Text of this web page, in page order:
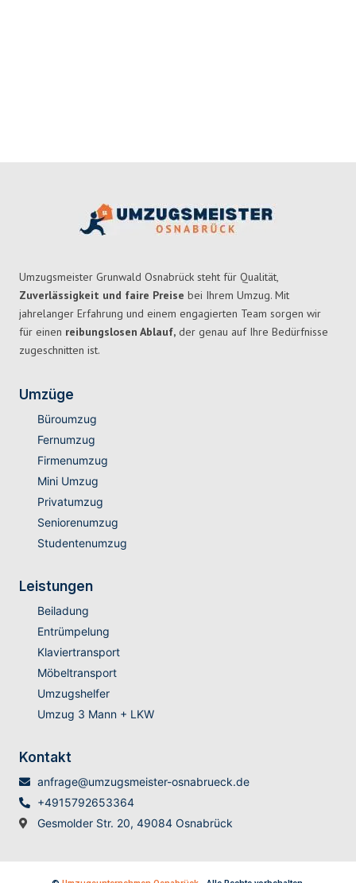
Umzugsmeister Grunwald Osnabrück steht für Qualität,
Zuverlässigkeit und faire Preise bei Ihrem Umzug. Mit
jahrelanger Erfahrung und einem engagierten Team sorgen wir
für einen reibungslosen Ablauf, der genau auf Ihre Bedürfnisse
zugeschnitten ist.
Umzüge
Büroumzug
Fernumzug
Firmenumzug
Mini Umzug
Privatumzug
Seniorenumzug
Studentenumzug
Leistungen
Beiladung
Entrümpelung
Klaviertransport
Möbeltransport
Umzugshelfer
Umzug 3 Mann + LKW
Kontakt
anfrage@umzugsmeister-osnabrueck.de
+4915792653364
Gesmolder Str. 20, 49084 Osnabrück